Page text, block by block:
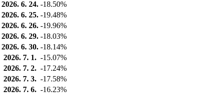
2026. 6. 24. -18.50%
2026. 6. 25. -19.48%
2026. 6. 26. -19.96%
2026. 6. 29. -18.03%
2026. 6. 30. -18.14%
2026. 7. 1. -15.07%
2026. 7. 2. -17.24%
2026. 7. 3. -17.58%
2026. 7. 6. -16.23%